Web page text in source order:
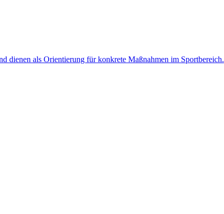
dienen als Orientierung für konkrete Maßnahmen im Sportbereich.